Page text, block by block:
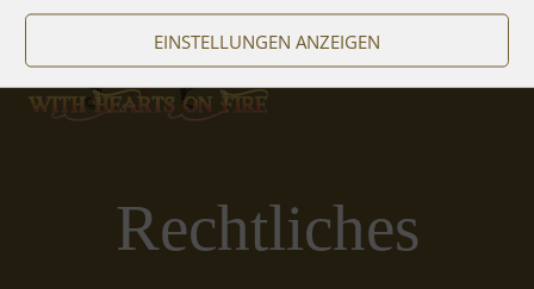
EINSTELLUNGEN ANZEIGEN
Rechtliches